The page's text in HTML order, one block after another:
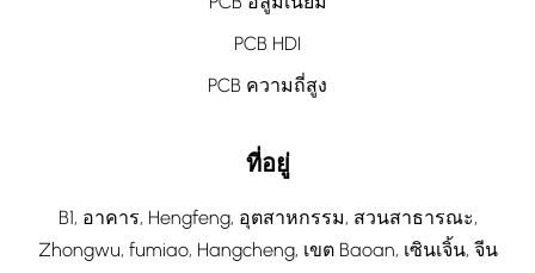
PCB HDI
PCB ความถี่สูง
ที่อยู่
B1, อาคาร, Hengfeng, อุตสาหกรรม, สวนสาธารณะ,
Zhongwu, fumiao, Hangcheng, เขต Baoan, เซินเจิ้น, จีน